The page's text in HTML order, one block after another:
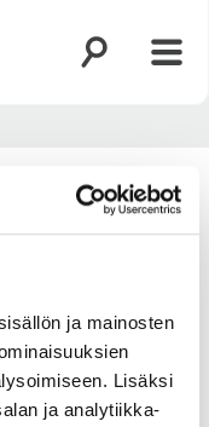
ja mainosten
Lisäksi
ja analytiikka-